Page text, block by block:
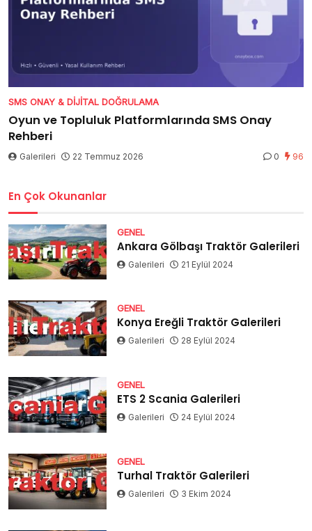
SMS ONAY & DIJITAL DOĞRULAMA
Oyun ve Topluluk Platformlarında SMS Onay
Rehberi
Galerileri 22 Temmuz 2026 0 96
En Çok Okunanlar
GENEL
Ankara Gölbaşı Traktör Galerileri
Galerileri 21 Eylül 2024
GENEL
Konya Ereğli Traktör Galerileri
Galerileri 28 Eylül 2024
GENEL
ETS 2 Scania Galerileri
Galerileri 24 Eylül 2024
GENEL
Turhal Traktör Galerileri
Galerileri 3 Ekim 2024